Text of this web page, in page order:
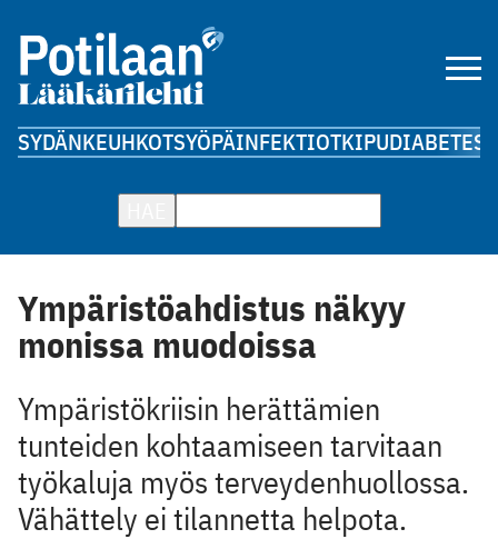
SYDÄNKEUHKOTSYÖPÄINFEKTIOTKIPUDIABETES
Ympäristöahdistus näkyy
monissa muodoissa
Ympäristökriisin herättämien
tunteiden kohtaamiseen tarvitaan
työkaluja myös terveydenhuollossa.
Vähättely ei tilannetta helpota.